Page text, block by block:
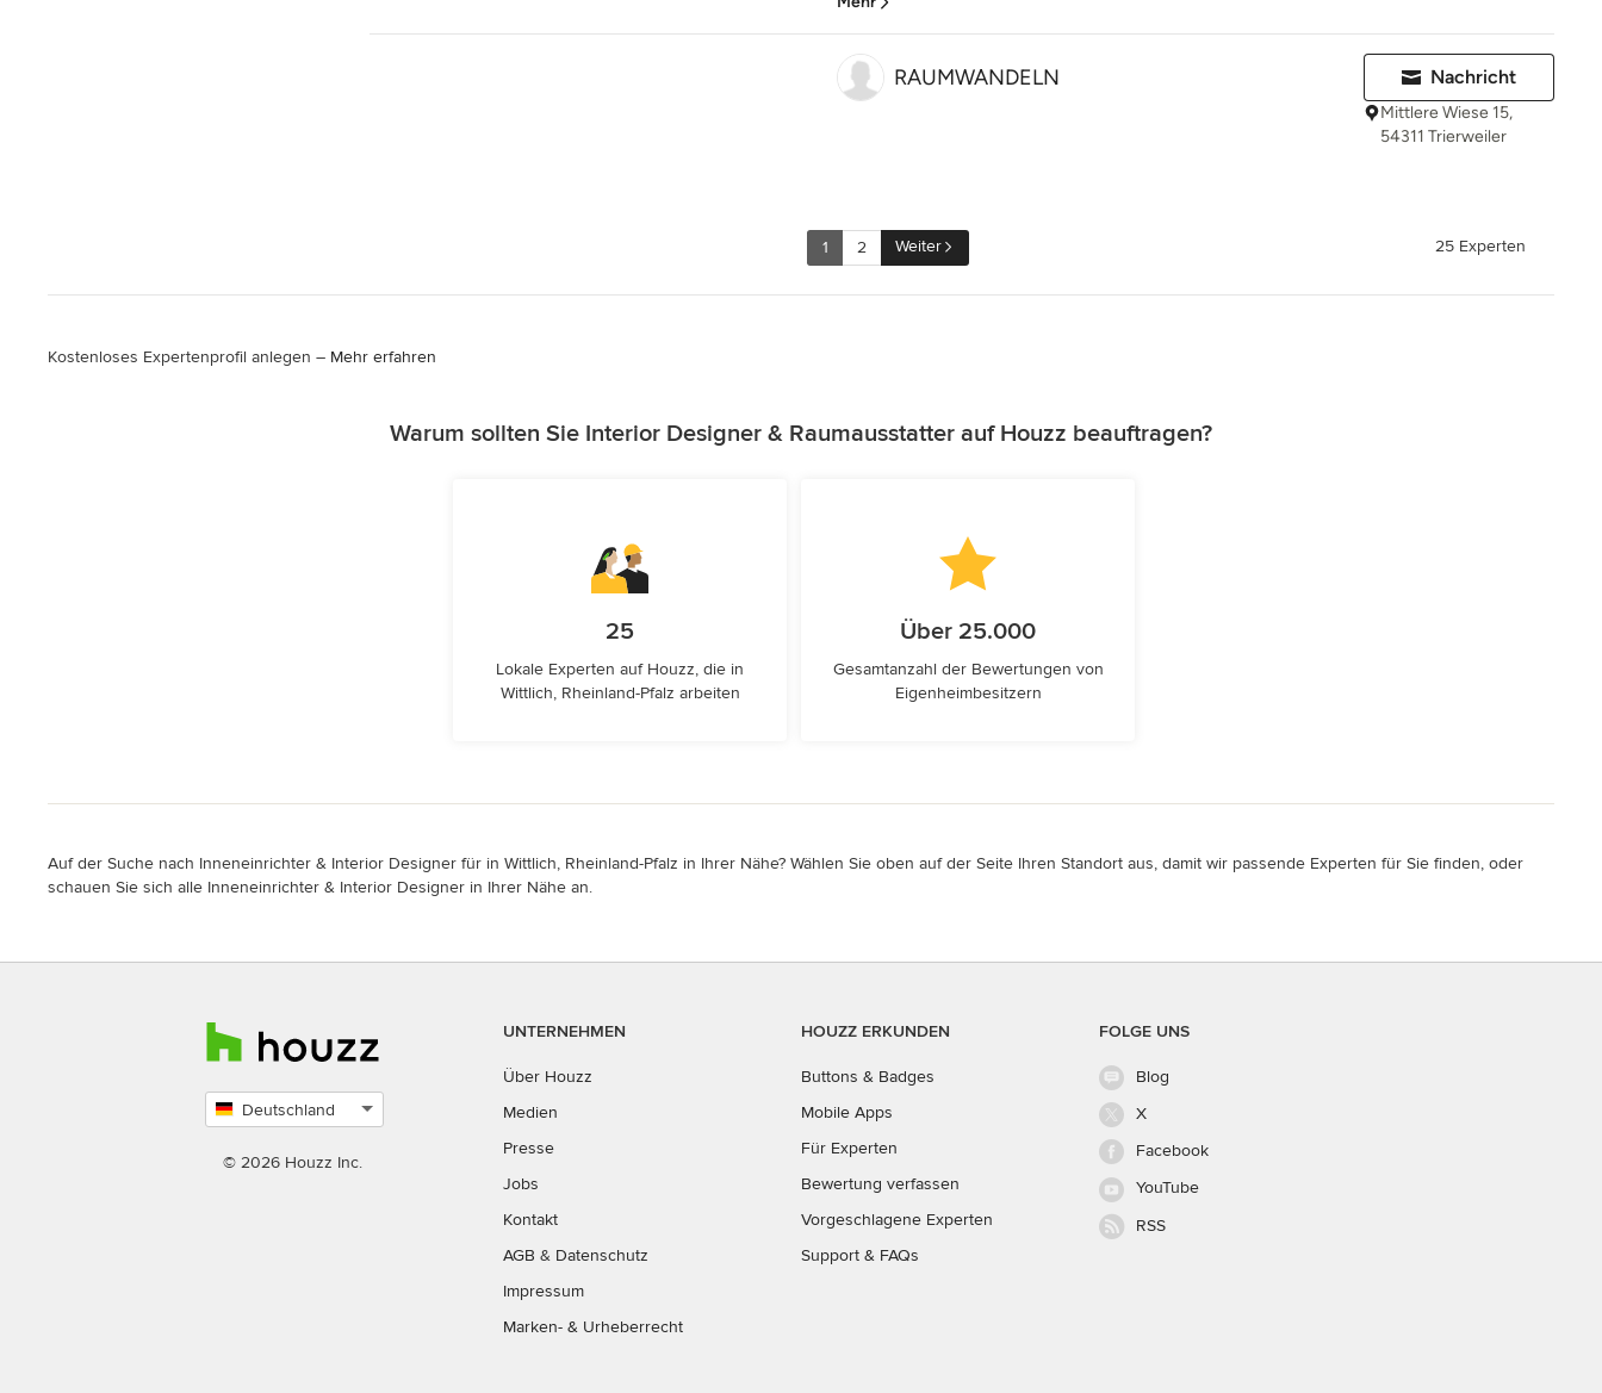
RAUMWANDELN Nachricht
Mittlere Wiese 15,
54311 Trierweiler
1 2 Weiter 25 Experten
Kostenloses Expertenprofil anlegen – Mehr erfahren
Warum sollten Sie Interior Designer & Raumausstatter auf Houzz beauftragen?
25
Lokale Experten auf Houzz, die in
Wittlich, Rheinland-Pfalz arbeiten
Über 25.000
Gesamtanzahl der Bewertungen von
Eigenheimbesitzern
Auf der Suche nach Inneneinrichter & Interior Designer für in Wittlich, Rheinland-Pfalz in Ihrer Nähe? Wählen Sie oben auf der Seite Ihren Standort aus, damit wir passende Experten für Sie finden, oder
schauen Sie sich alle Inneneinrichter & Interior Designer in Ihrer Nähe an.
Deutschland
auswählen
© 2026 Houzz Inc.
UNTERNEHMEN
Über Houzz
Medien
Presse
Jobs
Kontakt
AGB & Datenschutz
Impressum
Marken- & Urheberrecht
HOUZZ ERKUNDEN
Buttons & Badges
Mobile Apps
Für Experten
Bewertung verfassen
Vorgeschlagene Experten
Support & FAQs
FOLGE UNS
Blog
X
Facebook
YouTube
RSS